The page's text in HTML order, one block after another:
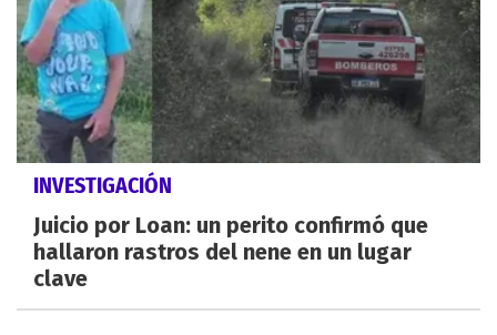
INVESTIGACIÓN
Juicio por Loan: un perito confirmó que
hallaron rastros del nene en un lugar
clave